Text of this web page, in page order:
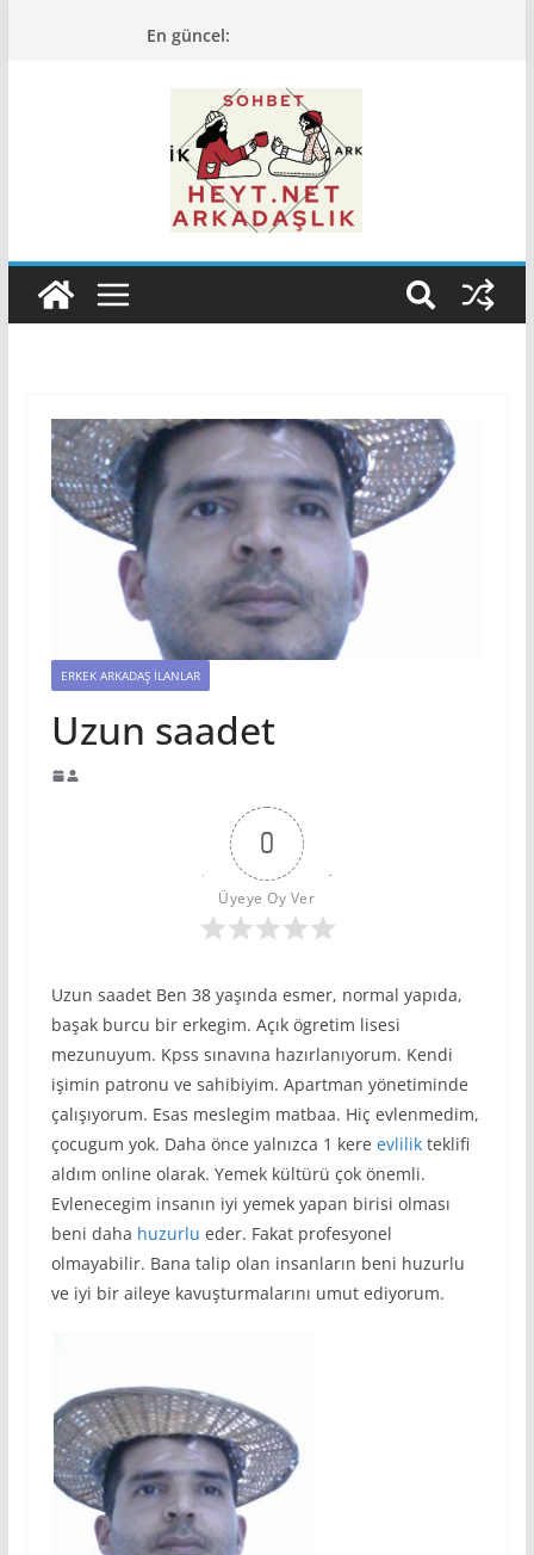
En güncel:
ERKEK ARKADAŞ İLANLAR
Uzun saadet
0
Üyeye Oy Ver
Uzun saadet Ben 38 yaşında esmer, normal yapıda,
başak burcu bir erkegim. Açık ögretim lisesi
mezunuyum. Kpss sınavına hazırlanıyorum. Kendi
işimin patronu ve sahibiyim. Apartman yönetiminde
çalışıyorum. Esas meslegim matbaa. Hiç evlenmedim,
çocugum yok. Daha önce yalnızca 1 kere evlilikteklifi
aldım online olarak. Yemek kültürü çok önemli.
Evlenecegim insanın iyi yemek yapan birisi olması
beni daha huzurlu eder. Fakat profesyonel
olmayabilir. Bana talip olan insanların beni huzurlu
ve iyi bir aileye kavuşturmalarını umut ediyorum.